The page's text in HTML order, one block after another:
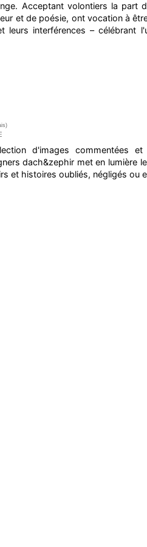
Acceptant volontiers la part
et de poésie, ont vocation à
interférences – célébrant
d'images commentées
dach&zephir met en lumière
et histoires oubliés, négligés ou